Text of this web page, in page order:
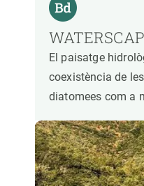
El paisatge
coexistència de
diatomees com a